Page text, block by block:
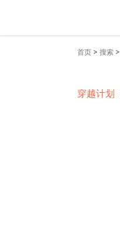
首页 > 搜索 >
穿越计划